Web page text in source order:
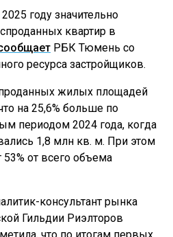
году значительно
квартир в
РБК Тюмень со
ресурса застройщиков.
жилых площадей
на 25,6% больше по
периодом 2024 года, когда
1,8 млн кв. м. При этом
53% от всего объема
консультант рынка
Гильдии Риэлторов